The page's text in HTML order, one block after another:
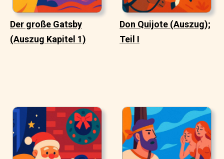
Der große Gatsby
(Auszug Kapitel 1)
Don Quijote (Auszug);
Teil I